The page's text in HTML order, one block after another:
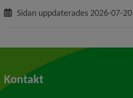
Sidan uppdaterades 2026-07-20
Kontakt